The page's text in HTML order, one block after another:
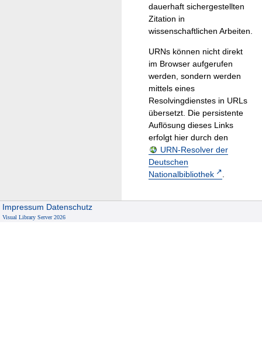
dauerhaft sichergestellten
Zitation in
wissenschaftlichen Arbeiten.
URNs können nicht direkt
im Browser aufgerufen
werden, sondern werden
mittels eines
Resolvingdienstes in URLs
übersetzt. Die persistente
Auflösung dieses Links
erfolgt hier durch den
URN-Resolver der
Deutschen
Nationalbibliothek
.
Impressum Datenschutz
Visual Library Server 2026